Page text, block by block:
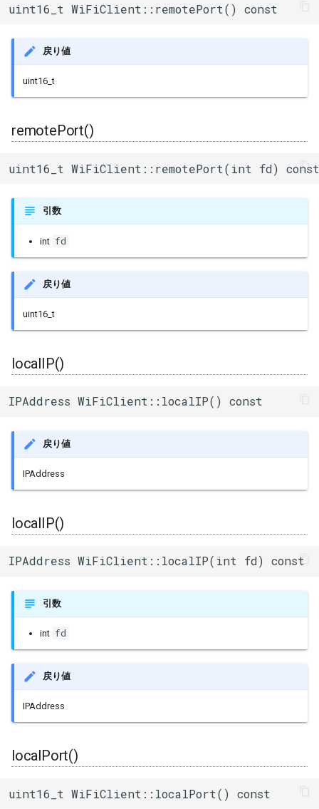
uint16_t WiFiClient::remotePort() const
戻り値
uint16_t
remotePort()
uint16_t WiFiClient::remotePort(int fd) const
引数
int fd
戻り値
uint16_t
localIP()
IPAddress WiFiClient::localIP() const
戻り値
IPAddress
localIP()
IPAddress WiFiClient::localIP(int fd) const
引数
int fd
戻り値
IPAddress
localPort()
uint16_t WiFiClient::localPort() const